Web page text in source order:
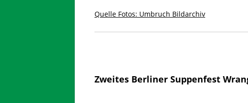
Quelle Fotos: Umbruch Bildarchiv
Zweites Berliner Suppenfest